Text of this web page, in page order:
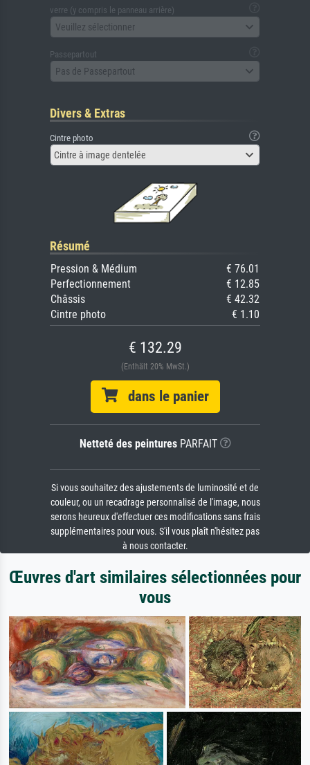
verre (y compris le panneau arrière)
Veuillez sélectionner
Passepartout
Pas de Passepartout
Divers & Extras
Cintre photo
Cintre à image dentelée
Résumé
Pression & Médium
€ 76.01
Perfectionnement
€ 12.85
Châssis
€ 42.32
Cintre photo
€ 1.10
€ 132.29
(Enthält 20% MwSt.)
dans le panier
Netteté des peinturesPARFAIT
Si vous souhaitez des ajustements de luminosité et de
couleur, ou un recadrage personnalisé de l'image, nous
serons heureux d'effectuer ces modifications sans frais
supplémentaires pour vous. S'il vous plaît n'hésitez pas
à nous contacter.
Œuvres d'art similaires sélectionnées pour
vous